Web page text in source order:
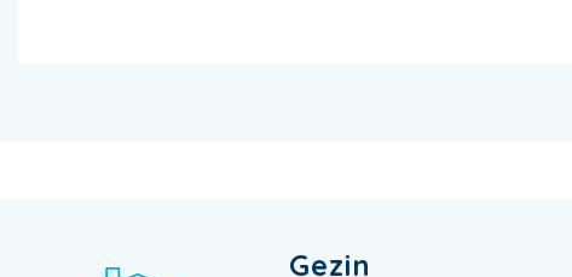
Gezin